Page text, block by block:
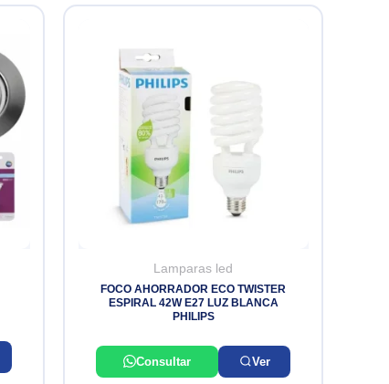
Lamparas led
FOCO AHORRADOR ECO TWISTER
ESPIRAL 42W E27 LUZ BLANCA
PHILIPS
Consultar Ver